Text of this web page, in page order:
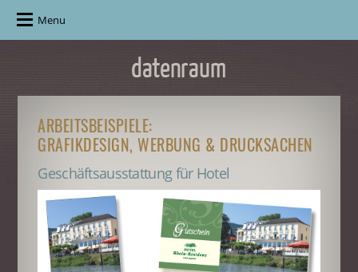
Menu
ARBEITSBEISPIELE:
GRAFIKDESIGN, WERBUNG & DRUCKSACHEN
Geschäftsausstattung für Hotel